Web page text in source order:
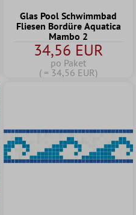
Glas Pool Schwimmbad
Fliesen Bordüre Aquatica
Mambo 2
34,56 EUR
po Paket
( = 34,56 EUR)